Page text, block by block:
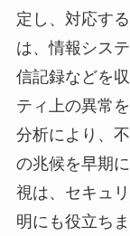
定し、対応す
は、情報シス
信記録などを
ティ上の異常
分析により、
の兆候を早期
視は、セキュ
明にも役立ち